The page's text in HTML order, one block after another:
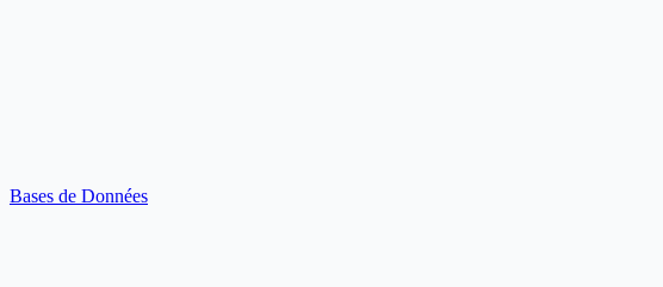
Bases de Données